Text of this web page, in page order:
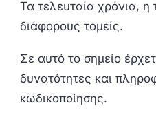
Τα τελευταία χρόνια, η
διάφορους τομείς.
Σε αυτό το σημείο
δυνατότητες και
κωδικοποίησης.